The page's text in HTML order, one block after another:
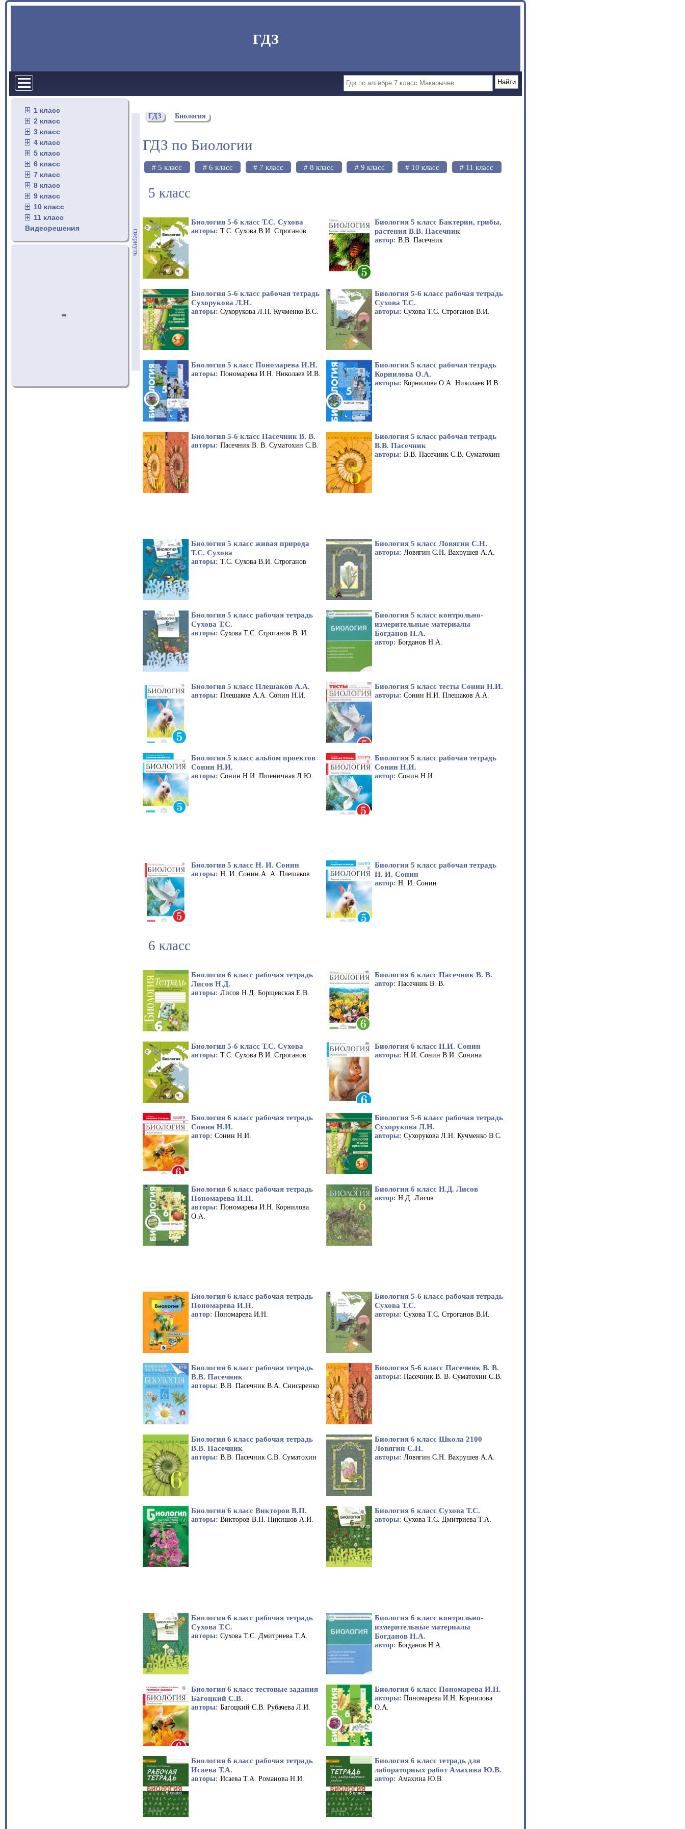
ГДЗ
1 класс
2 класс
3 класс
4 класс
5 класс
6 класс
7 класс
8 класс
9 класс
10 класс
11 класс
Видеорешения
свернуть
ГДЗ Биология
ГДЗ по Биологии
# 5 класс # 6 класс # 7 класс # 8 класс # 9 класс # 10 класс # 11 класс
5 класс
Биология 5-6 класс Т.С. Сухова
авторы: Т.С. Сухова В.И. Строганов
Биология 5 класс Бактерии, грибы,
растения В.В. Пасечник
автор: В.В. Пасечник
Биология 5-6 класс рабочая тетрадь
Сухорукова Л.Н.
авторы: Сухорукова Л.Н. Кучменко В.С.
Биология 5-6 класс рабочая тетрадь
Сухова Т.С.
авторы: Сухова Т.С. Строганов В.И.
Биология 5 класс Пономарева И.Н.
авторы: Пономарева И.Н. Николаев И.В.
Биология 5 класс рабочая тетрадь
Корнилова О.А.
авторы: Корнилова О.А. Николаев И.В.
Биология 5-6 класс Пасечник В. В.
авторы: Пасечник В. В. Суматохин С.В.
Биология 5 класс рабочая тетрадь
В.В. Пасечник
авторы: В.В. Пасечник С.В. Суматохин
Биология 5 класс живая природа
Т.С. Сухова
авторы: Т.С. Сухова В.И. Строганов
Биология 5 класс Ловягин С.Н.
авторы: Ловягин С.Н. Вахрушев А.А.
Биология 5 класс рабочая тетрадь
Сухова Т.С.
авторы: Сухова Т.С. Строганов В. И.
Биология 5 класс контрольно-
измерительные материалы
Богданов Н.А.
автор: Богданов Н.А.
Биология 5 класс Плешаков А.А.
авторы: Плешаков А.А. Сонин Н.И.
Биология 5 класс тесты Сонин Н.И.
авторы: Сонин Н.И. Плешаков А.А.
Биология 5 класс альбом проектов
Сонин Н.И.
авторы: Сонин Н.И. Пшеничная Л.Ю.
Биология 5 класс рабочая тетрадь
Сонин Н.И.
автор: Сонин Н.И.
Биология 5 класс Н. И. Сонин
авторы: Н. И. Сонин А. А. Плешаков
Биология 5 класс рабочая тетрадь
Н. И. Сонин
автор: Н. И. Сонин
6 класс
Биология 6 класс рабочая тетрадь
Лисов Н.Д.
авторы: Лисов Н.Д. Борщевская Е.В.
Биология 6 класс Пасечник В. В.
автор: Пасечник В. В.
Биология 5-6 класс Т.С. Сухова
авторы: Т.С. Сухова В.И. Строганов
Биология 6 класс Н.И. Сонин
авторы: Н.И. Сонин В.И. Сонина
Биология 6 класс рабочая тетрадь
Сонин Н.И.
автор: Сонин Н.И.
Биология 5-6 класс рабочая тетрадь
Сухорукова Л.Н.
авторы: Сухорукова Л.Н. Кучменко В.С.
Биология 6 класс рабочая тетрадь
Пономарева И.Н.
авторы: Пономарева И.Н. Корнилова
О.А.
Биология 6 класс Н.Д. Лисов
автор: Н.Д. Лисов
Биология 6 класс рабочая тетрадь
Пономарева И.Н.
автор: Пономарева И.Н.
Биология 5-6 класс рабочая тетрадь
Сухова Т.С.
авторы: Сухова Т.С. Строганов В.И.
Биология 6 класс рабочая тетрадь
В.В. Пасечник
авторы: В.В. Пасечник В.А. Снисаренко
Биология 5-6 класс Пасечник В. В.
авторы: Пасечник В. В. Суматохин С.В.
Биология 6 класс рабочая тетрадь
В.В. Пасечник
авторы: В.В. Пасечник С.В. Суматохин
Биология 6 класс Школа 2100
Ловягин С.Н.
авторы: Ловягин С.Н. Вахрушев А.А.
Биология 6 класс Викторов В.П.
авторы: Викторов В.П. Никишов А.И.
Биология 6 класс Сухова Т.С.
авторы: Сухова Т.С. Дмитриева Т.А.
Биология 6 класс рабочая тетрадь
Сухова Т.С.
авторы: Сухова Т.С. Дмитриева Т.А.
Биология 6 класс контрольно-
измерительные материалы
Богданов Н.А.
автор: Богданов Н.А.
Биология 6 класс тестовые задания
Багоцкий С.В.
авторы: Багоцкий С.В. Рубачева Л.И.
Биология 6 класс Пономарева И.Н.
авторы: Пономарева И.Н. Корнилова
О.А.
Биология 6 класс рабочая тетрадь
Исаева Т.А.
авторы: Исаева Т.А. Романова Н.И.
Биология 6 класс тетрадь для
лабораторных работ Амахина Ю.В.
автор: Амахина Ю.В.